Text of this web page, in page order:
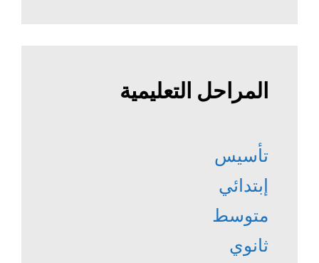
المراحل التعليمية
تأسيس
إبتدائي
متوسط
ثانوي